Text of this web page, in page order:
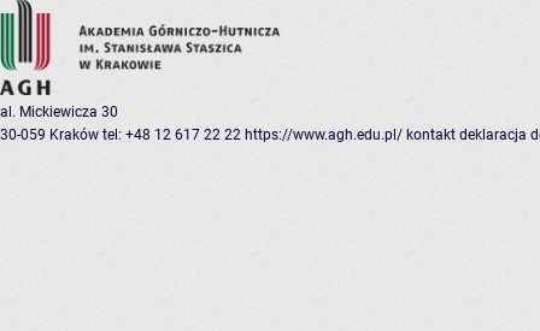
al. Mickiewicza 30
30-059 Kraków tel: +48 12 617 22 22 https://www.agh.edu.pl/ kontakt deklaracja